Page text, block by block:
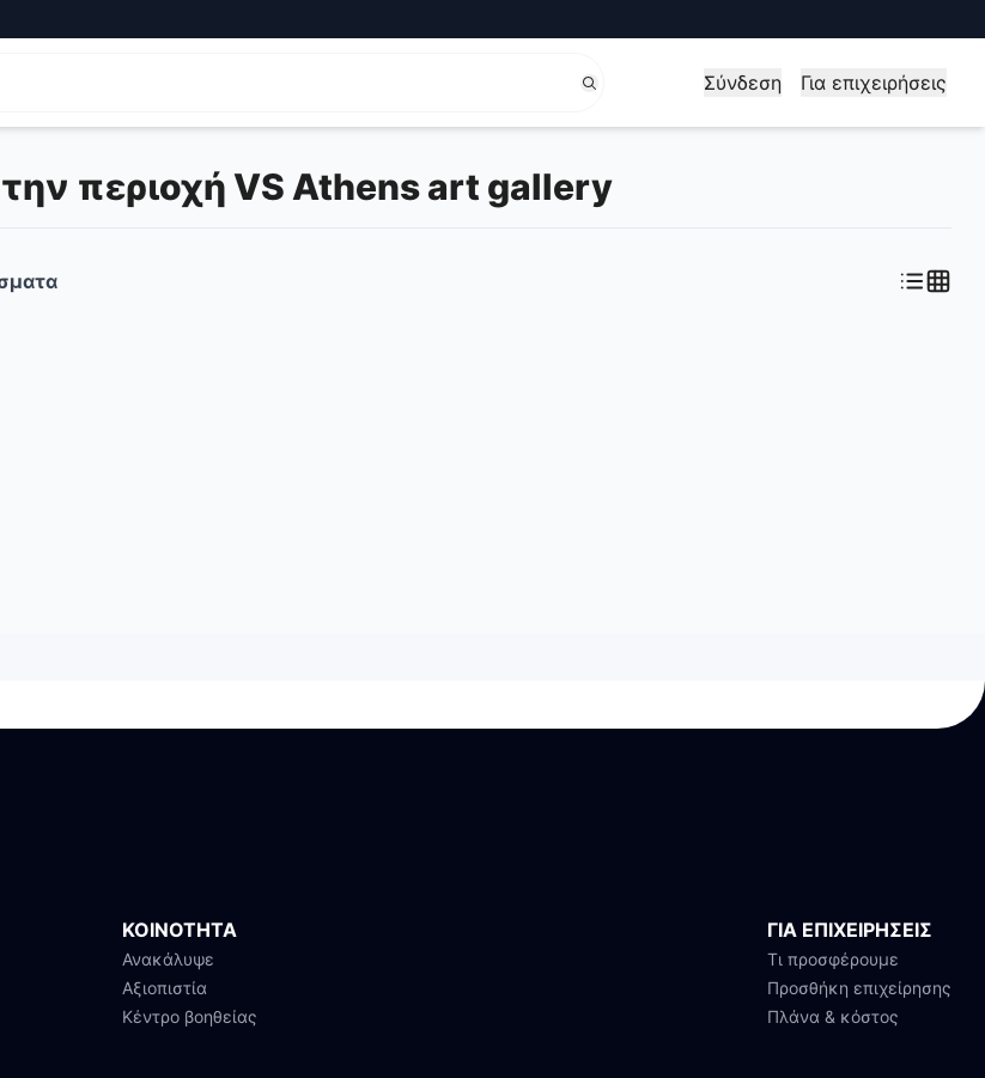
Σύνδεση Για επιχειρήσεις
περιοχή VS Athens art gallery
ΚΟΙΝΟΤΗΤΑ
Ανακάλυψε
Αξιοπιστία
Κέντρο βοηθείας
ΓΙΑ ΕΠΙΧΕΙΡΗΣΕΙΣ
Τι προσφέρουμε
Προσθήκη επιχείρησης
Πλάνα & κόστος